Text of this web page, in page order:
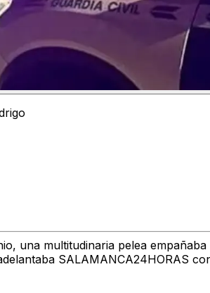
una multitudinaria pelea
SALAMANCA24HORAS